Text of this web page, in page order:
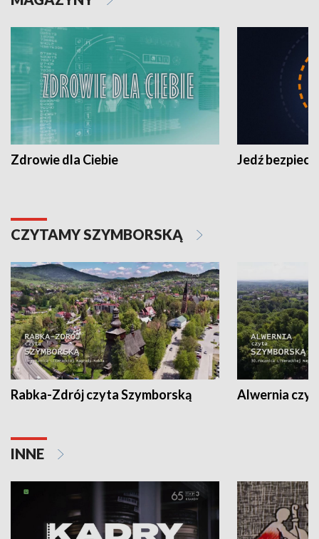
Zdrowie dla Ciebie Jedź
CZYTAMY SZYMBORSKĄ
Rabka-Zdrój czyta Szymborską Alwernia
INNE